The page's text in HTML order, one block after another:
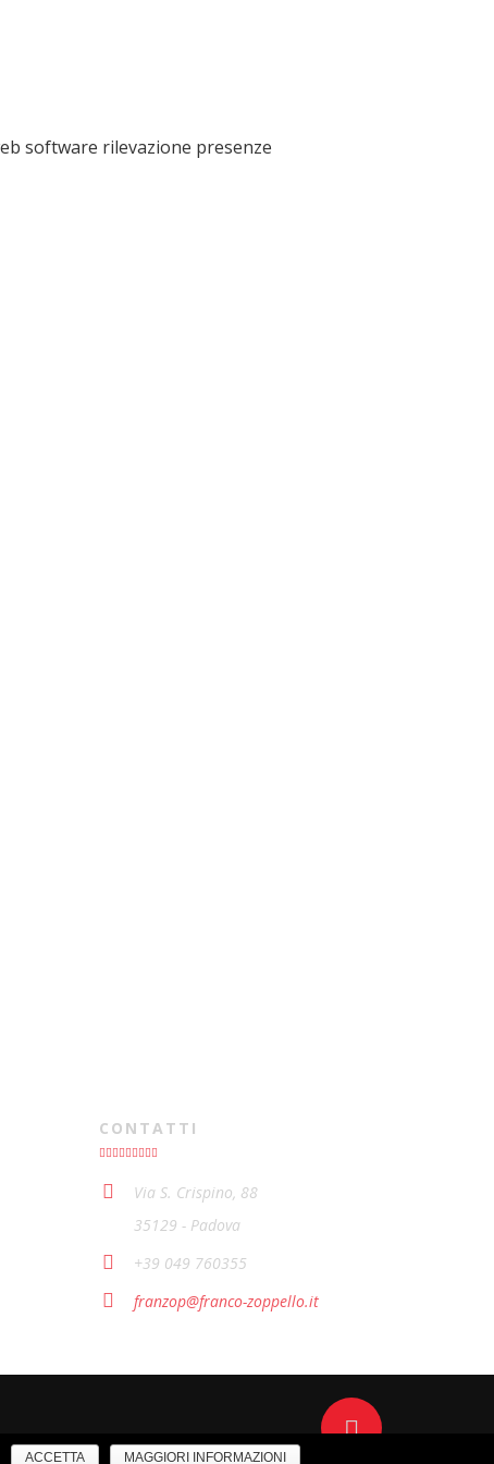
CONTATTI
Via S. Crispino, 88
35129 - Padova
+39 049 760355
franzop@franco-zoppello.it
Scroll to top
ACCETTA MAGGIORI INFORMAZIONI